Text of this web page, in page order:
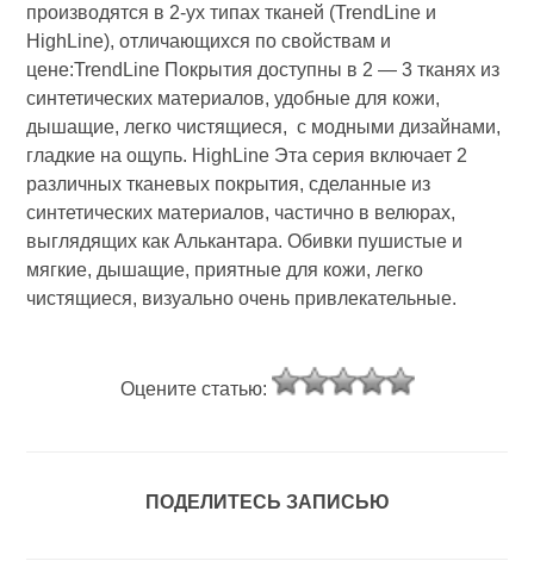
производятся в 2-ух типах тканей (TrendLine и
HighLine), отличающихся по свойствам и
цене:TrendLine Покрытия доступны в 2 — 3 тканях из
синтетических материалов, удобные для кожи,
дышащие, легко чистящиеся, с модными дизайнами,
гладкие на ощупь. HighLine Эта серия включает 2
различных тканевых покрытия, сделанные из
синтетических материалов, частично в велюрах,
выглядящих как Алькантара. Обивки пушистые и
мягкие, дышащие, приятные для кожи, легко
чистящиеся, визуально очень привлекательные.
Оцените статью:
ПОДЕЛИТЕСЬ ЗАПИСЬЮ